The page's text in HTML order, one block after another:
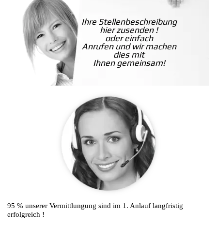
Ihre Stellenbeschreibung
hier zusenden !
oder einfach
Anrufen und wir machen
dies mit
Ihnen gemeinsam!
95 % unserer Vermittlungung sind im 1. Anlauf langfristig
erfolgreich !